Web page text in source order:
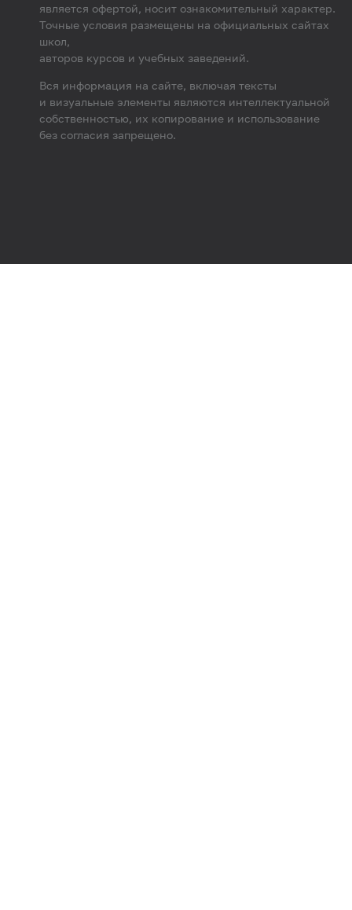
является офертой, носит ознакомительный характер.
Точные условия размещены на официальных сайтах
школ,
авторов курсов и учебных заведений.
Вся информация на сайте, включая тексты
и визуальные элементы являются интеллектуальной
собственностью, их копирование и использование
без согласия запрещено.